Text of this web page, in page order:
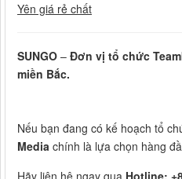
Yên giá rẻ chất
SUNGO – Đơn vị tổ chức
miền Bắc.
Nếu bạn đang có kế hoạch tổ
Media chính là lựa chọn hàng